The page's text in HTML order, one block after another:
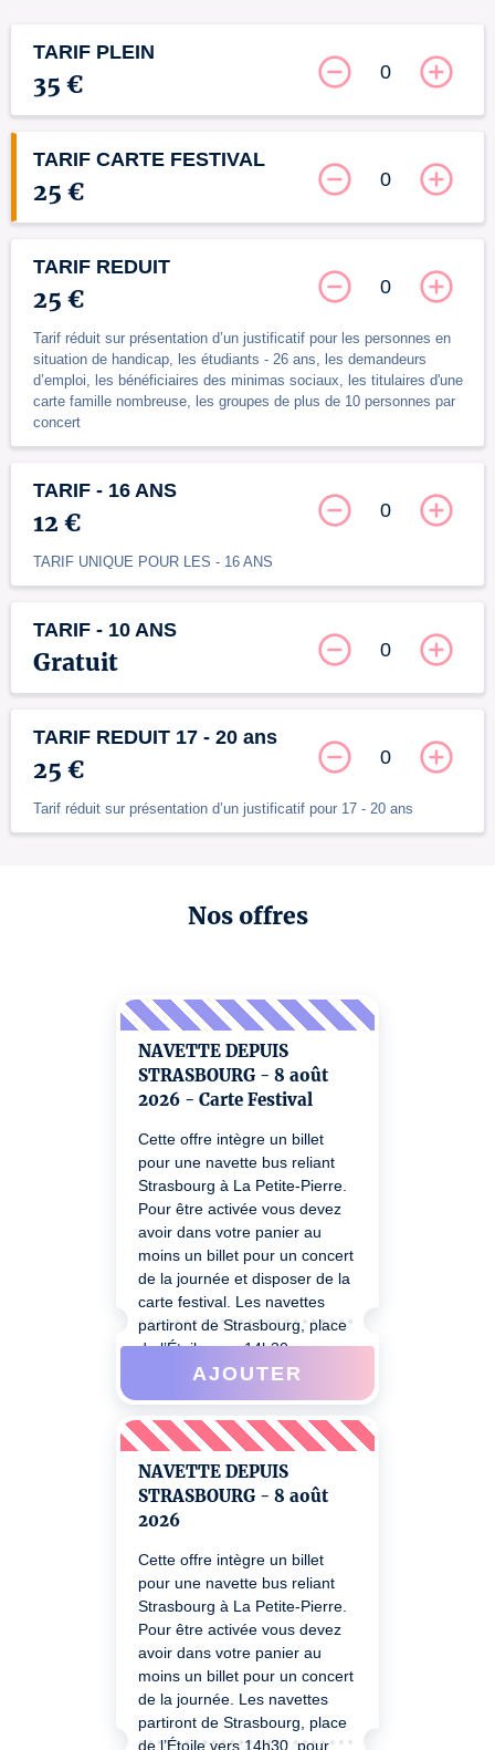
Nos offres
NAVETTE DEPUIS
STRASBOURG - 8 août
2026 - Carte Festival
Cette offre intègre un billet
pour une navette bus reliant
Strasbourg à La Petite-Pierre.
Pour être activée vous devez
avoir dans votre panier au
moins un billet pour un concert
de la journée et disposer de la
carte festival. Les navettes
partiront de Strasbourg, place
de l’Étoile vers 14h30, pour
arriver à La Petite Pierre vers
après les concerts payants du
jour. Les horaires précises de
départ seront confirmés par
mail quelques jours avant le
concert.
AJOUTER
NAVETTE DEPUIS
STRASBOURG - 8 août
2026
Cette offre intègre un billet
pour une navette bus reliant
Strasbourg à La Petite-Pierre.
Pour être activée vous devez
avoir dans votre panier au
moins un billet pour un concert
de la journée. Les navettes
partiront de Strasbourg, place
de l’Étoile vers 14h30, pour
TARIF PLEIN
35 € 0
TARIF CARTE FESTIVAL
25 € 0
TARIF REDUIT
25 €
Tarif réduit sur présentation d’un justificatif pour les personnes en
situation de handicap, les étudiants - 26 ans, les demandeurs
d’emploi, les bénéficiaires des minimas sociaux, les titulaires d'une
carte famille nombreuse, les groupes de plus de 10 personnes par
concert
0
TARIF - 16 ANS
12 €
TARIF UNIQUE POUR LES - 16 ANS
0
TARIF - 10 ANS
Gratuit 0
TARIF REDUIT 17 - 20 ans
25 €
Tarif réduit sur présentation d’un justificatif pour 17 - 20 ans
0